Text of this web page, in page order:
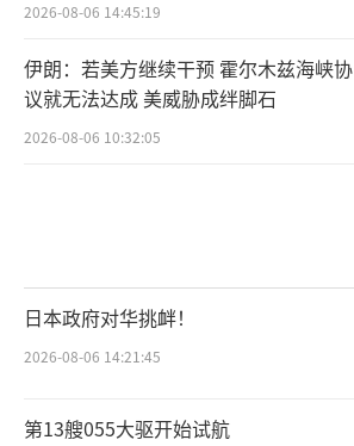
2026-08-06 14:45:19
伊朗：若美方继续干预 霍尔木兹海峡协
议就无法达成 美威胁成绊脚石
2026-08-06 10:32:05
日本政府对华挑衅！
2026-08-06 14:21:45
第13艘055大驱开始试航